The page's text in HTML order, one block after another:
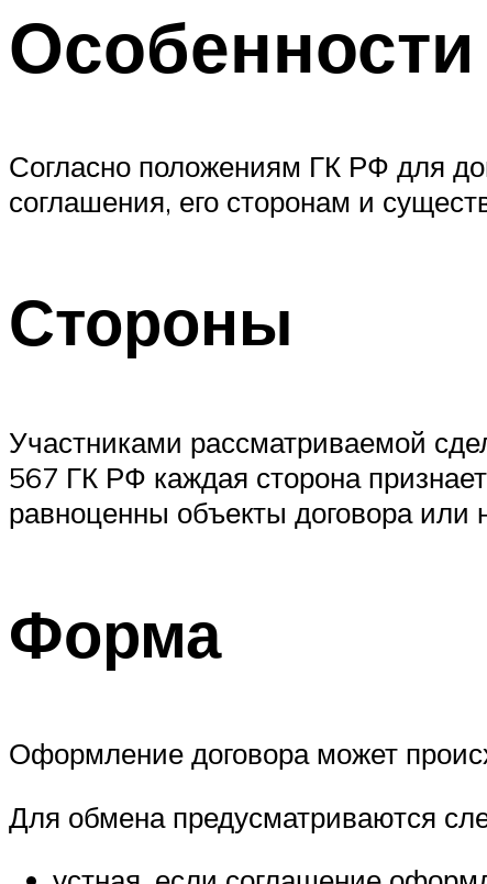
Согласно положениям ГК РФ для
соглашения, его сторонам и
Стороны
Участниками рассматриваемой
567 ГК РФ каждая сторона
равноценны объекты договора или
Форма
Оформление договора может
Для обмена предусматриваются